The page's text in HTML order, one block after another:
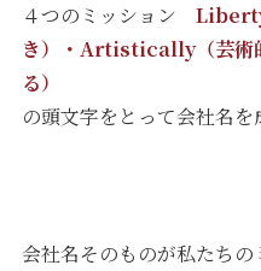
４つのミッション
き）・Artistically（芸術
る）
の頭文字をとって会社名を
会社名そのものが私たち